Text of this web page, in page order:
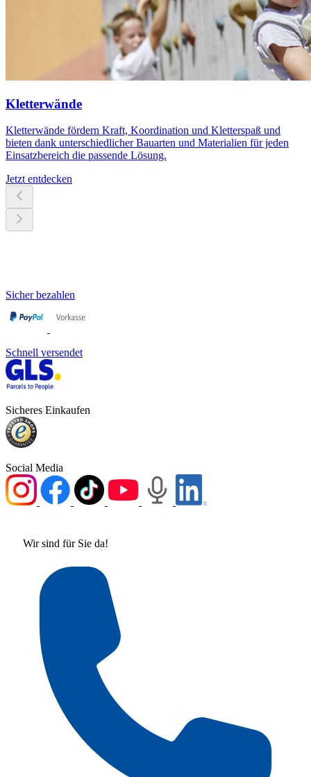
Kletterwände
Kletterwände fördern Kraft, Koordination und Kletterspaß und
bieten dank unterschiedlicher Bauarten und Materialien für jeden
Einsatzbereich die passende Lösung.
Jetzt entdecken
Sicher bezahlen
Schnell versendet
Sicheres Einkaufen
Social Media
Wir sind für Sie da!